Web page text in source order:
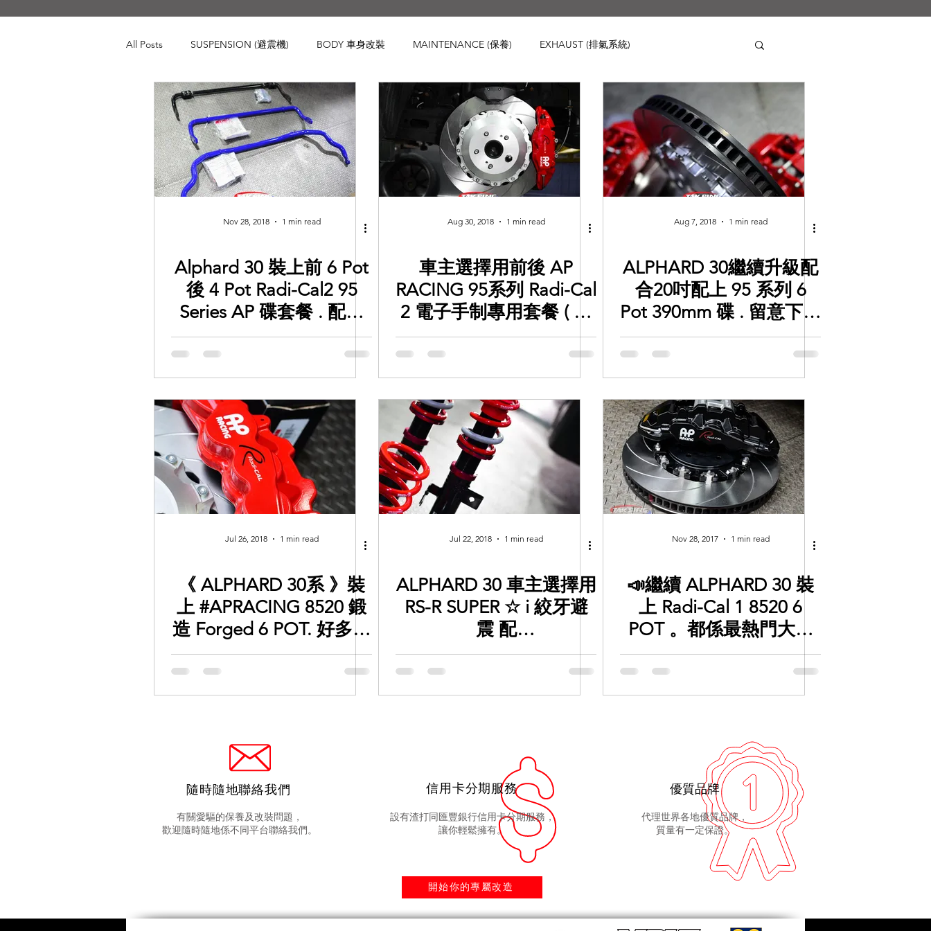
All Posts SUSPENSION (避震機) BODY 車身改裝 MAINTENANCE (保養) EXHAUST (排氣系統)
BRAKING (煞車系統) CHASSIS 車身強化 WHEELS 鈴 INTERIOR ENGINE ( 引擎 ) Mercedes-Benz
Audi BMW Toyota Honda Subaru Mini Maserati Hyundai Lexus Nissan Tesla
Nov 28, 2018 1 min read
Alphard 30 裝上前 6 Pot
後 4 Pot Radi-Cal2 95
Series AP 碟套餐 . 配埋
Brembo 電子手制完美配
合 ， 唔需要改原裝零件.
加埋 CUSCO 前後哈
Aug 30, 2018 1 min read
車主選擇用前後 AP
RACING 95系列 Radi-Cal
2 電子手制專用套餐 ( 額
外加 BREMBO 電子手制
, 原裝不需要加工 ) 完美
配合
Aug 7, 2018 1 min read
ALPHARD 30繼續升級配
合20吋配上 95 系列 6
Pot 390mm 碟 . 留意下第
一張圖片, 編碼字體, 字體
的深度, 咁樣先至係真AP
碟 😂
Jul 26, 2018 1 min read
《 ALPHARD 30系 》裝
上 #APRACING 8520 鍛
造 Forged 6 POT. 好多車
主都係鍾意舊款 Radi-Cal
1 貪佢夠晒大隻😂
Jul 22, 2018 1 min read
ALPHARD 30 車主選擇用
RS-R SUPER ☆ i 絞牙避
震 配
埋 #FRICTIONLAB 狗骨 ,
AP 做埋保養 DS2500 皮
Nov 28, 2017 1 min read
📣繼續 ALPHARD 30 裝
上 Radi-Cal 1 8520 6
POT 。都係最熱門大鈴
首選，填滿空間
隨時隨地聯絡我們
有關愛驅的保養及改裝問題，
歡迎隨時隨地係不同平台聯絡我們。
信用卡分期服務
設有渣打同匯豐銀行信用卡分期服務，
讓你輕鬆擁有。
優質品牌
代理世界各地優質品牌，
質量有一定保證。
開始你的專屬改造